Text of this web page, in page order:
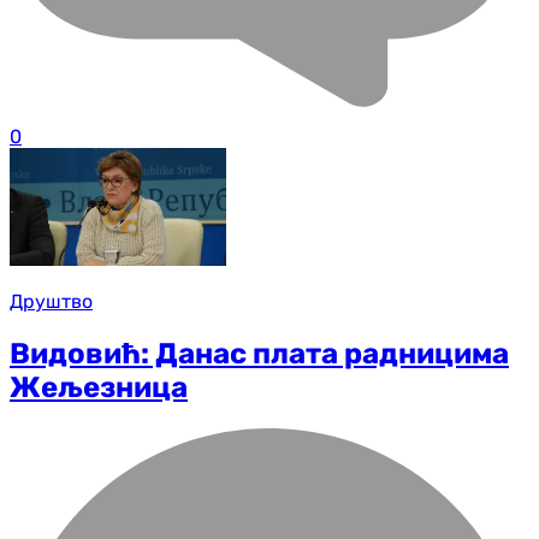
0
Друштво
Видовић: Данас плата радницима
Жељезница